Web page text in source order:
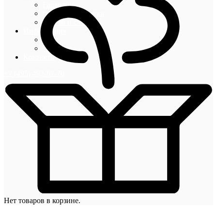
Гарантии
Оплата и доставка
Акции и скидки
Информация
Блог
Новости
Контакты
Нет товаров в корзине.